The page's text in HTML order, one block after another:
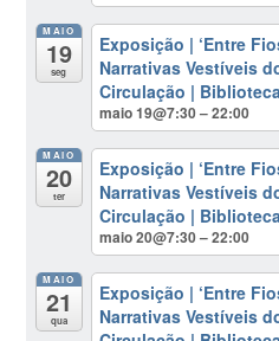
MAIO
19
seg
Exposição | ‘Entre
Narrativas Vestíveis
Circulação |
maio 19@7:30 – 22:00
MAIO
20
ter
Exposição | ‘Entre
Narrativas Vestíveis
Circulação |
maio 20@7:30 – 22:00
MAIO
21
qua
Exposição | ‘Entre
Narrativas Vestíveis